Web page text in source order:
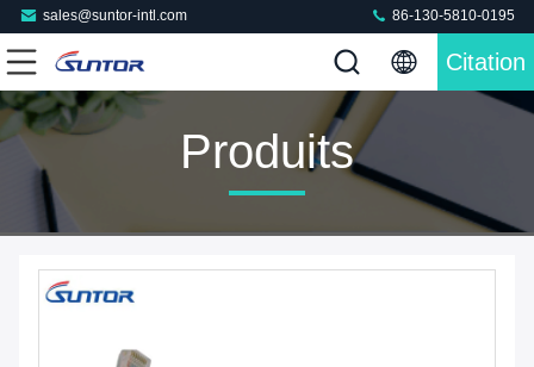
sales@suntor-intl.com 86-130-5810-0195
Citation
Produits